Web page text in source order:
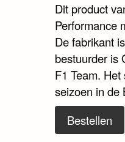
Dit product
Performance
De fabrikant
bestuurder is
F1 Team.
seizoen in de
Bestellen